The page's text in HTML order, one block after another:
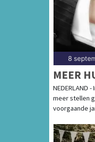
8
MEER
NEDERLAND
meer stellen
voorgaande